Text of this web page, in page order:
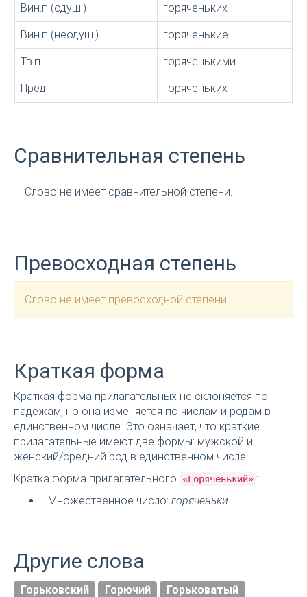
Вин.п (одуш.) горяченьких
Вин.п (неодуш.) горяченькие
Тв.п горяченькими
Пред.п горяченьких
Сравнительная степень
Слово не имеет сравнительной степени.
Превосходная степень
Слово не имеет превосходной степени.
Краткая форма
Краткая форма прилагательных не склоняется по
падежам, но она изменяется по числам и родам в
единственном числе. Это означает, что краткие
прилагательные имеют две формы: мужской и
женский/средний род в единственном числе.
Кратка форма прилагательного
«Горяченький» :
Множественное число: горяченьки
Другие слова
Горьковский Горючий Горьковатый